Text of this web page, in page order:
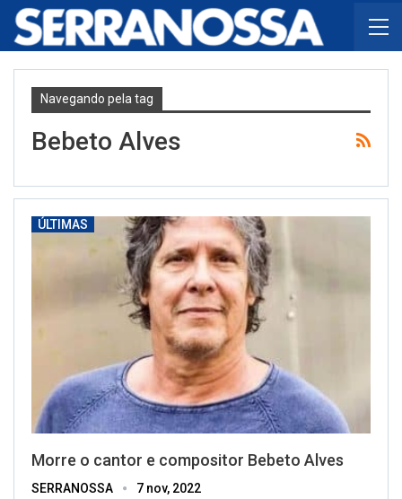
Navegando pela tag
Bebeto Alves
ÚLTIMAS
Morre o cantor e compositor Bebeto Alves
SERRANOSSA 7 nov, 2022